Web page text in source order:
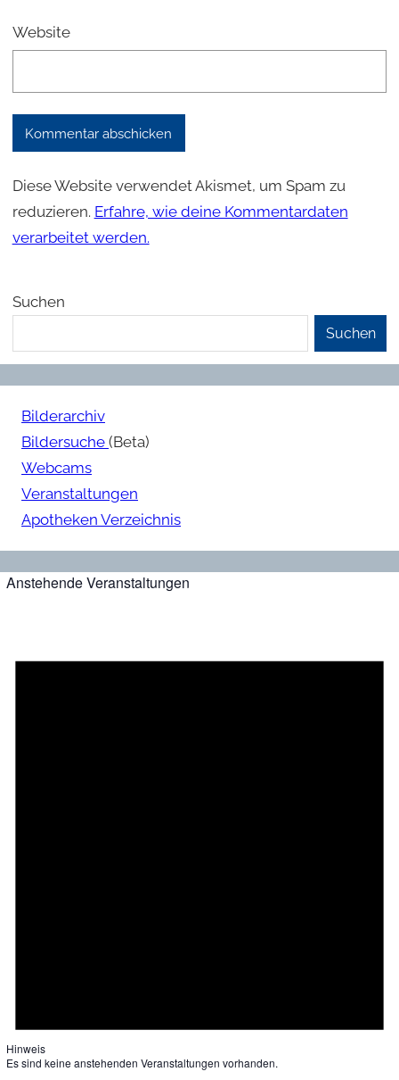
Website
Diese Website verwendet Akismet, um Spam zu
reduzieren. Erfahre, wie deine Kommentardaten
verarbeitet werden.
Suchen
Suchen
Bilderarchiv
Bildersuche (Beta)
Webcams
Veranstaltungen
Apotheken Verzeichnis
Anstehende Veranstaltungen
Hinweis
Es sind keine anstehenden Veranstaltungen vorhanden.